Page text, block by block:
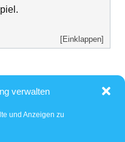
verwalten
und Anzeigen zu
[Einklappen]
Bolivien